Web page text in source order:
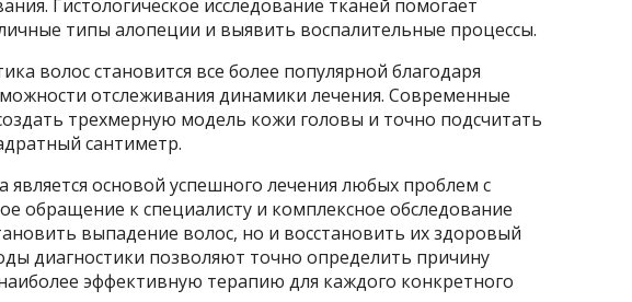
Гистологическое исследование тканей помогает
типы алопеции и выявить воспалительные процессы.
волос становится все более популярной благодаря
отслеживания динамики лечения. Современные
трехмерную модель кожи головы и точно подсчитать
сантиметр.
является основой успешного лечения любых проблем с
обращение к специалисту и комплексное обследование
выпадение волос, но и восстановить их здоровый
диагностики позволяют точно определить причину
эффективную терапию для каждого конкретного